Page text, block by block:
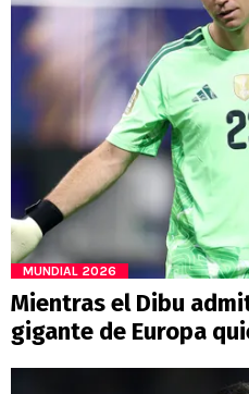
MUNDIAL 2026
Mientras el Dibu
gigante de Europa